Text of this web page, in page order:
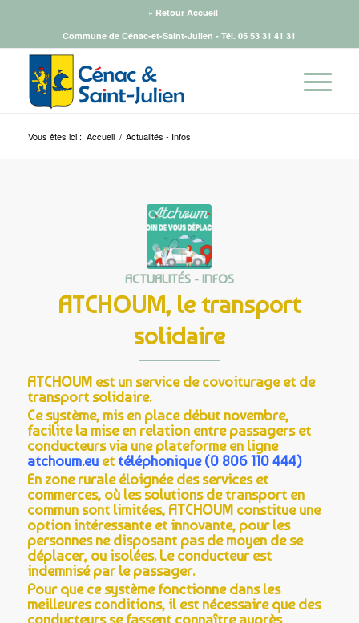
» Retour Accueil
Commune de Cénac-et-Saint-Julien - Tél.05 53 31 41 31
Vous êtes ici : Accueil / Actualités - Infos
ACTUALITÉS - INFOS
ATCHOUM, le transport
solidaire
ATCHOUM est un service de covoiturage et de
transport solidaire.
Ce système, mis en place début novembre,
facilite la mise en relation entre passagers et
conducteurs via une plateforme en ligne
atchoum.euettéléphonique (0 806 110 444)
En zone rurale éloignée des services et
commerces, où les solutions de transport en
commun sont limitées, ATCHOUM constitue une
option intéressante et innovante, pour les
personnes ne disposant pas de moyen de se
déplacer, ou isolées. Le conducteur est
indemnisé par le passager.
Pour que ce système fonctionne dans les
meilleures conditions, il est nécessaire que des
conducteurs se fassent connaître auprès